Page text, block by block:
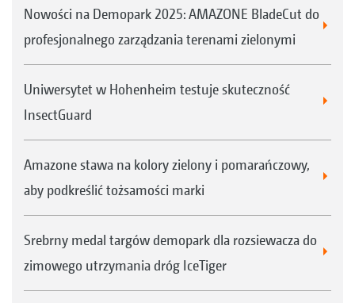
Nowości na Demopark 2025: AMAZONE BladeCut do
profesjonalnego zarządzania terenami zielonymi
Uniwersytet w Hohenheim testuje skuteczność
InsectGuard
Amazone stawa na kolory zielony i pomarańczowy,
aby podkreślić tożsamości marki
Srebrny medal targów demopark dla rozsiewacza do
zimowego utrzymania dróg IceTiger